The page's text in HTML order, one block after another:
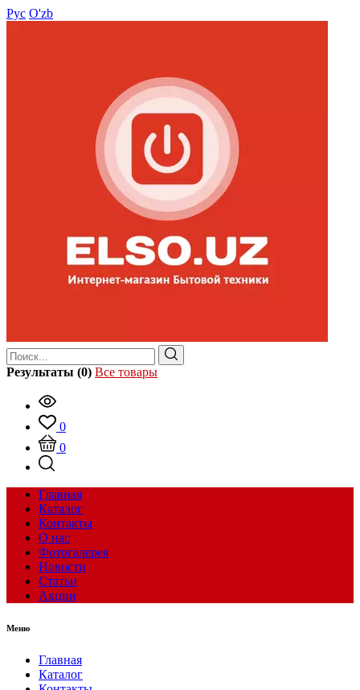
Рус O'zb
Результаты (0) Все товары
0
0
Главная
Каталог
Контакты
О нас
Фотогалерея
Новости
Статьи
Акции
Меню
Главная
Каталог